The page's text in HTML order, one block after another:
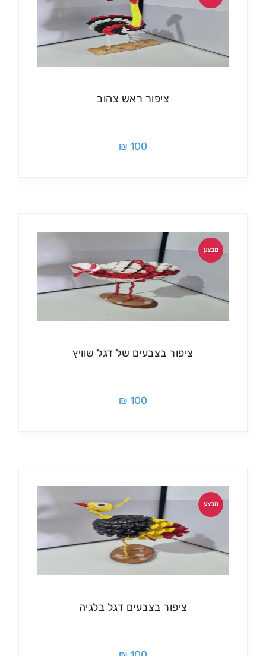
ציפור ראש צהוב
100 ₪
מבצע
ציפור בצבעים של דגל שוויץ
100 ₪
מבצע
ציפור בצבעים דגל בלגיה